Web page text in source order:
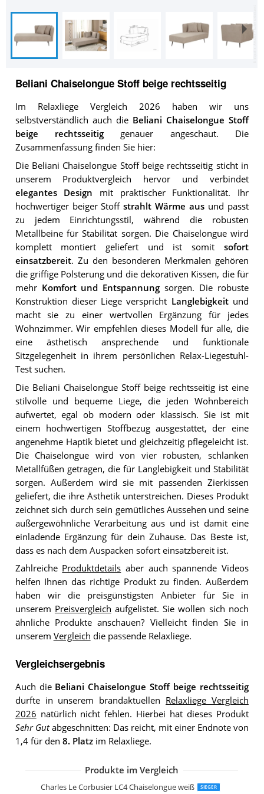
Beliani Chaiselongue Stoff beige rechtsseitig
Im Relaxliege Vergleich 2026 haben wir uns
selbstverständlich auch die Beliani Chaiselongue Stoff
beige rechtsseitiggenauer angeschaut. Die
Zusammenfassung finden Sie hier:
Die Beliani Chaiselongue Stoff beige rechtsseitig sticht in
unserem Produktvergleich hervor und verbindet
elegantes Design mit praktischer Funktionalität. Ihr
hochwertiger beiger Stoffstrahlt Wärme aus und passt
zu jedem Einrichtungsstil, während die robusten
Metallbeine für Stabilität sorgen. Die Chaiselongue wird
komplett montiert geliefert und ist somit sofort
einsatzbereit. Zu den besonderen Merkmalen gehören
die griffige Polsterung und die dekorativen Kissen, die für
mehr Komfort und Entspannung sorgen. Die robuste
Konstruktion dieser Liege verspricht Langlebigkeitund
macht sie zu einer wertvollen Ergänzung für jedes
Wohnzimmer. Wir empfehlen dieses Modell für alle, die
eine ästhetisch ansprechende und funktionale
Sitzgelegenheit in ihrem persönlichen Relax-Liegestuhl-
Test suchen.
Die Beliani Chaiselongue Stoff beige rechtsseitig ist eine
stilvolle und bequeme Liege, die jeden Wohnbereich
aufwertet, egal ob modern oder klassisch. Sie ist mit
einem hochwertigen Stoffbezug ausgestattet, der eine
angenehme Haptik bietet und gleichzeitig pflegeleicht ist.
Die Chaiselongue wird von vier robusten, schlanken
Metallfüßen getragen, die für Langlebigkeit und Stabilität
sorgen. Außerdem wird sie mit passenden Zierkissen
geliefert, die ihre Ästhetik unterstreichen. Dieses Produkt
zeichnet sich durch sein gemütliches Aussehen und seine
außergewöhnliche Verarbeitung aus und ist damit eine
einladende Ergänzung für dein Zuhause. Das Beste ist,
dass es nach dem Auspacken sofort einsatzbereit ist.
Zahlreiche Produktdetails aber auch spannende Videos
helfen Ihnen das richtige Produkt zu finden. Außerdem
haben wir die preisgünstigsten Anbieter für Sie in
unserem Preisvergleich aufgelistet. Sie wollen sich noch
ähnliche Produkte anschauen? Vielleicht finden Sie in
unserem Vergleich die passende Relaxliege.
Vergleichsergebnis
Auch die Beliani Chaiselongue Stoff beige rechtsseitig
durfte in unserem brandaktuellen Relaxliege Vergleich
2026 natürlich nicht fehlen. Hierbei hat dieses Produkt
Sehr Gutabgeschnitten: Das reicht, mit einer Endnote von
1,4 für den 8. Platzim Relaxliege.
Produkte im Vergleich
Charles Le Corbusier LC4 Chaiselongue weiß SIEGER
Beliani Chaiselongue Samt grün
Atlantic Home Collection Pierre
KLYEON Chaiselongue mit Kissen
vidaXL Massage Chaiselongue mit